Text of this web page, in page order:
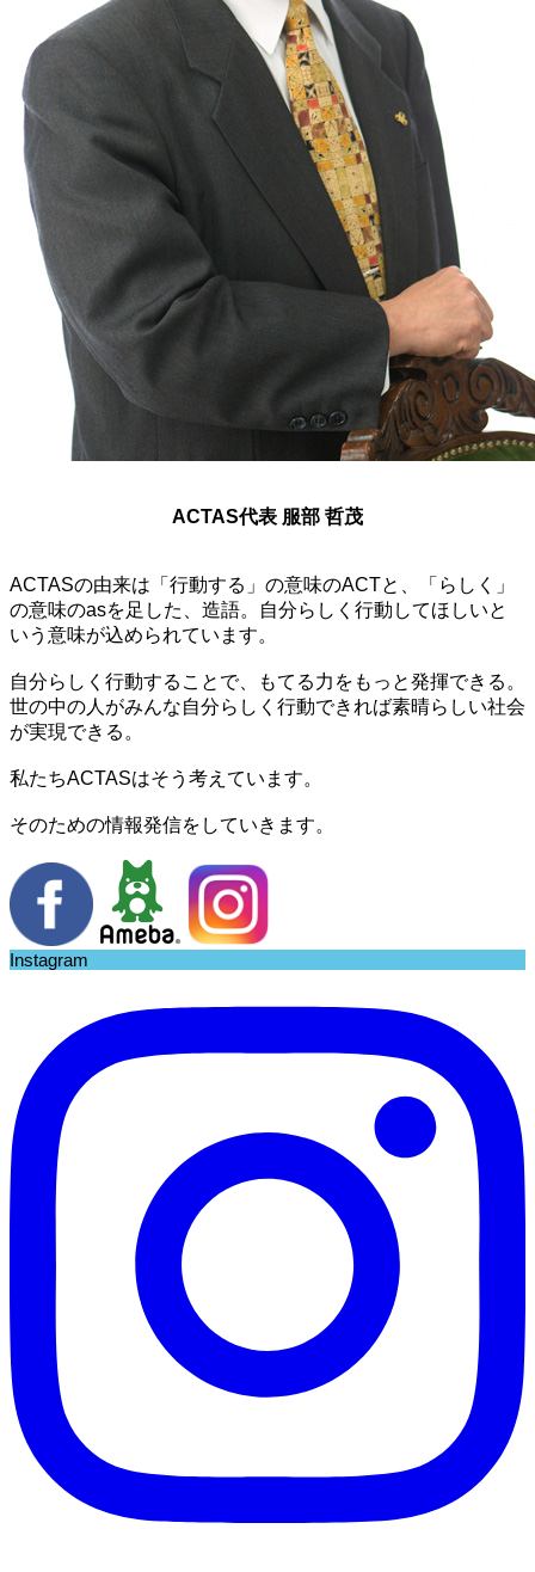
ACTAS代表 服部 哲茂
ACTASの由来は「行動する」の意味のACTと、「らしく」
の意味のasを足した、造語。自分らしく行動してほしいと
いう意味が込められています。
自分らしく行動することで、もてる力をもっと発揮できる。
世の中の人がみんな自分らしく行動できれば素晴らしい社会
が実現できる。
私たちACTASはそう考えています。
そのための情報発信をしていきます。
Instagram